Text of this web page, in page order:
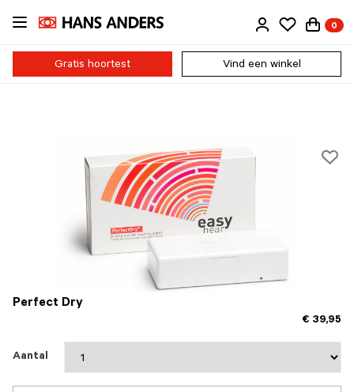
Ga
naar
inhoud
0
Gratis hoortest Vind een winkel
Perfect Dry
€ 39,95
Aantal